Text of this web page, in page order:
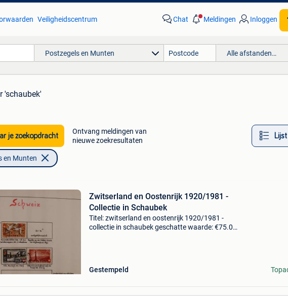
Veiligheidscentrum Chat Meldingen Inloggen
Postzegels en Munten Alle afstanden…
'schaubek'
je zoekopdracht
Ontvang meldingen van
nieuwe zoekresultaten
Lijst
en Munten
Zwitserland en Oostenrijk 1920/1981 -
Collectie in Schaubek
Titel: zwitserland en oostenrijk 1920/1981 -
collectie in schaubek geschatte waarde: €75.0
Gestempeld